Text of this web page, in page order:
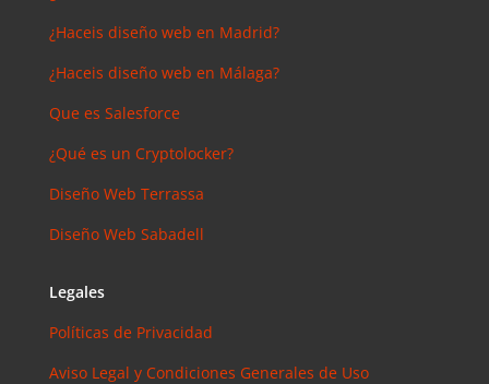
Ikeren
Master en
y precios
Antonio
¿Debería
Instagram?
para saber
cómo
invertir en
¿Haceis diseño web en Madrid?
¿Haceis diseño web en Málaga?
Que es Salesforce
¿Qué es un Cryptolocker?
Diseño Web Terrassa
Diseño Web Sabadell
Legales
Políticas de Privacidad
Aviso Legal y Condiciones Generales de Uso